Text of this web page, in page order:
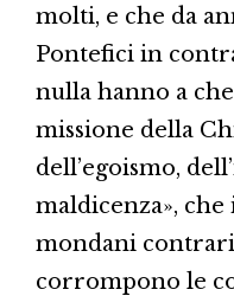
molti, e che da
Pontefici in
nulla hanno a
missione della
dell’egoismo,
maldicenza»,
mondani contrari
corrompono le